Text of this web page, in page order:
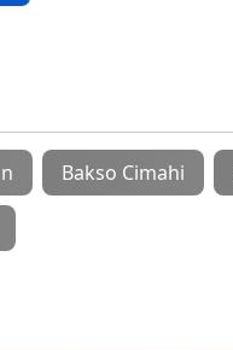
Bakso Cimahi